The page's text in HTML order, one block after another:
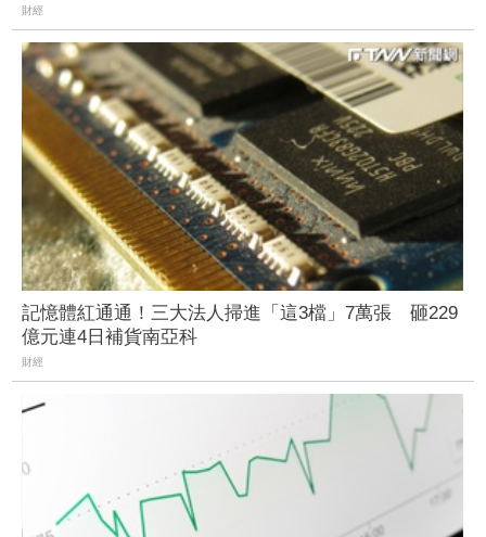
財經
記憶體紅通通！三大法人掃進「這3檔」7萬張 砸229
億元連4日補貨南亞科
財經